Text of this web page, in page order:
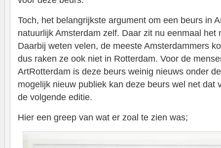
Toch, het belangrijkste argument om een beurs in
natuurlijk Amsterdam zelf. Daar zit nu eenmaal het
Daarbij weten velen, de meeste Amsterdammers
dus raken ze ook niet in Rotterdam. Voor de
ArtRotterdam is deze beurs weinig nieuws onder
mogelijk nieuw publiek kan deze beurs wel net dat
de volgende editie.
Hier een greep van wat er zoal te zien was;